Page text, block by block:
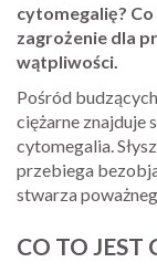
cytomegalię?
zagrożenie dla
wątpliwości.
Pośród
ciężarne znajduje
cytomegalia.
przebiega
stwarza
CO TO JEST